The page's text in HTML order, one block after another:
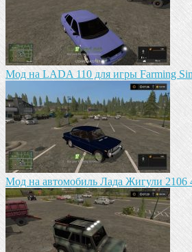
Мод на LADA 110 для игры Farming
Мод на автомобиль Лада Жигули 2106